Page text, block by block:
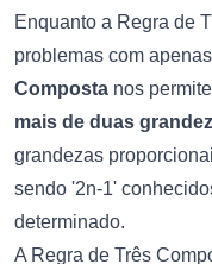
Enquanto a Regra de
problemas com
Composta nos
mais de duas
grandezas
sendo '2n-1'
determinado.
A Regra de Três